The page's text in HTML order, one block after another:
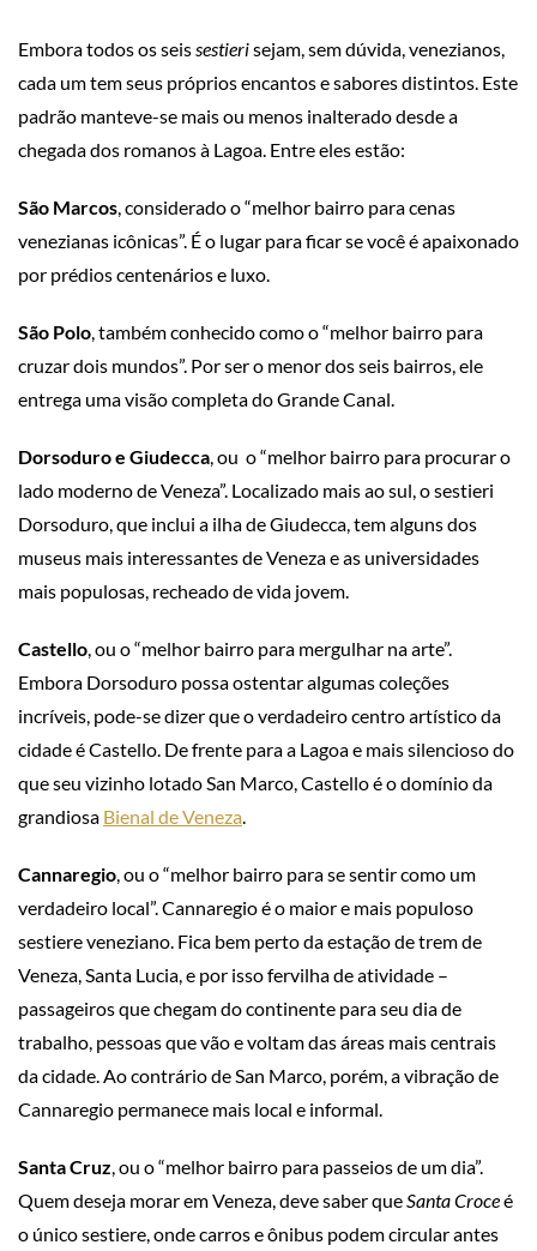
Embora todos os seissestierisejam, sem dúvida, venezianos,
cada um tem seus próprios encantos e sabores distintos. Este
padrão manteve-se mais ou menos inalterado desde a
chegada dos romanos à Lagoa. Entre eles estão:
São Marcos, considerado o “melhor bairro para cenas
venezianas icônicas”. É o lugar para ficar se você é apaixonado
por prédios centenários e luxo.
São Polo, também conhecido como o “melhor bairro para
cruzar dois mundos”. Por ser o menor dos seis bairros, ele
entrega uma visão completa do Grande Canal.
Dorsoduro e Giudecca, ou o “melhor bairro para procurar o
lado moderno de Veneza”. Localizado mais ao sul, o sestieri
Dorsoduro, que inclui a ilha de Giudecca, tem alguns dos
museus mais interessantes de Veneza e as universidades
mais populosas, recheado de vida jovem.
Castello, ou o “melhor bairro para mergulhar na arte”.
Embora Dorsoduro possa ostentar algumas coleções
incríveis, pode-se dizer que o verdadeiro centro artístico da
cidade é Castello. De frente para a Lagoa e mais silencioso do
que seu vizinho lotado San Marco, Castello é o domínio da
grandiosa Bienal de Veneza.
Cannaregio, ou o “melhor bairro para se sentir como um
verdadeiro local”. Cannaregio é o maior e mais populoso
sestiere veneziano. Fica bem perto da estação de trem de
Veneza, Santa Lucia, e por isso fervilha de atividade –
passageiros que chegam do continente para seu dia de
trabalho, pessoas que vão e voltam das áreas mais centrais
da cidade. Ao contrário de San Marco, porém, a vibração de
Cannaregio permanece mais local e informal.
Santa Cruz, ou o “melhor bairro para passeios de um dia”.
Quem deseja morar em Veneza, deve saber queSanta Croceé
o único sestiere, onde carros e ônibus podem circular antes